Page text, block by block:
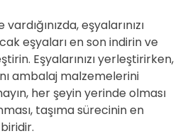
eşyalarınızı
eşyaları en son indirin ve
Eşyalarınızı yerleştirirken,
ambalaj malzemelerini
her şeyin yerinde olması
taşıma sürecinin en